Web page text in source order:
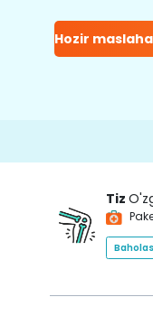
Hozir
Tiz